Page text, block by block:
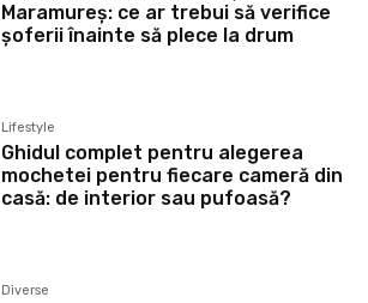
Maramureș: ce ar trebui să verifice
șoferii înainte să plece la drum
Lifestyle
Ghidul complet pentru alegerea
mochetei pentru fiecare cameră din
casă: de interior sau pufoasă?
Diverse